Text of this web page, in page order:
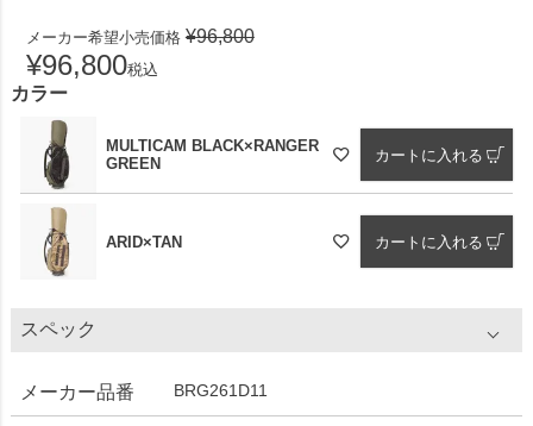
メーカー希望小売価格 ¥96,800
¥96,800税込
カラー
MULTICAM BLACK×RANGER
GREEN
カートに入れる
ARID×TAN カートに入れる
スペック
メーカー品番 BRG261D11